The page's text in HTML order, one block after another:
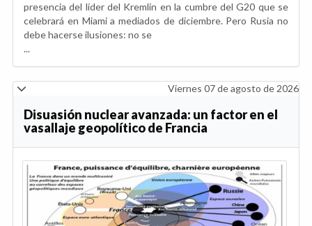
presencia del líder del Kremlin en la cumbre del G20 que se
celebrará en Miami a mediados de diciembre. Pero Rusia no
debe hacerse ilusiones: no se
...
Viernes 07 de agosto de 2026
Disuasión nuclear avanzada: un factor en el
vasallaje geopolítico de Francia